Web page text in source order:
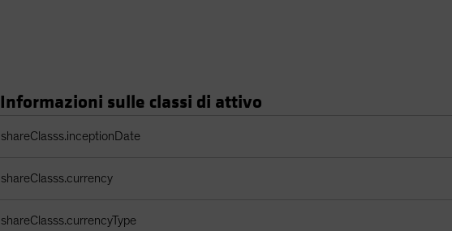
Informazioni sulle classi di attivo
shareClasss.inceptionDate
shareClasss.currency
shareClasss.currencyType